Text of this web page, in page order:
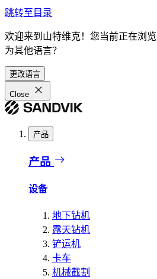
跳转至目录
欢迎来到山特维克！您当前正在浏
为其他语言？
更改语言
Close
产品
产品
设备
地下钻机
露天钻机
铲运机
卡车
机械截割